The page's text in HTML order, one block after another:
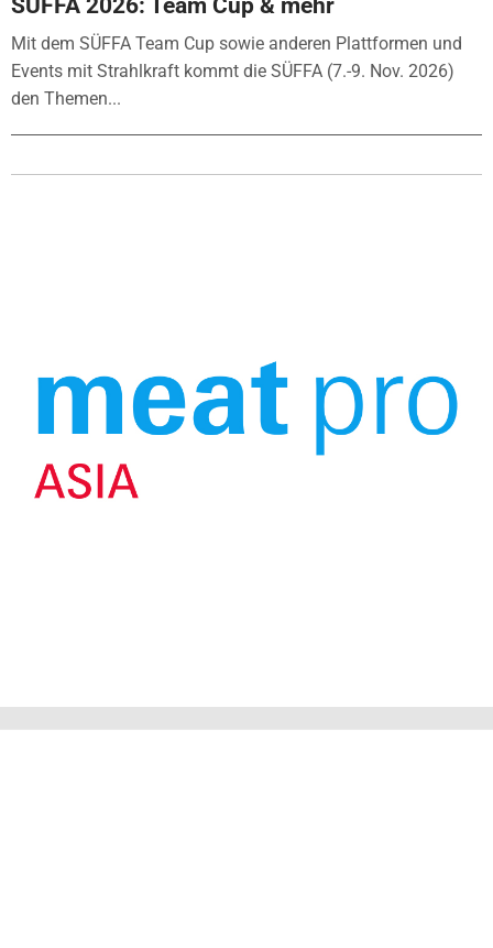
SÜFFA 2026: Team Cup & mehr
Mit dem SÜFFA Team Cup sowie anderen Plattformen und
Events mit Strahlkraft kommt die SÜFFA (7.-9. Nov. 2026)
den Themen...